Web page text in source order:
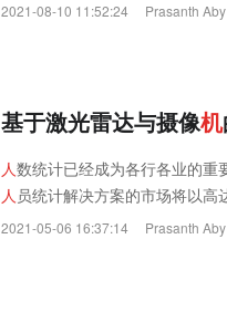
2021-08-10 11:52:24 Prasanth
基于激光雷达与摄像机
人数统计已经成为各行各业的重
人 员统计解决方案的市场将以高
2021-05-06 16:37:14 Prasanth